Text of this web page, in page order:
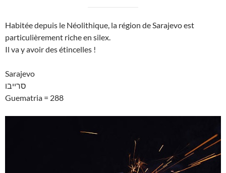
Habitée depuis le Néolithique, la région de Sarajevo est
particulièrement riche en silex.
Il va y avoir des étincelles !
Sarajevo
סרייבו
Guematria = 288